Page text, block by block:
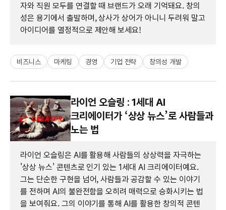
자와 직원 모두를 연결할 때 브랜드가 오래 기억돼요. 창의
성은 용기에서 출발하며, 상사가 상어가 아니니 두려워 말고
아이디어를 열정적으로 제안해 보세요!
비즈니스 마케팅 경영 기업 전략 창의성 개발
라이언 오슬링 : 1세대 AI
크리에이터가 ‘상상 뉴스​’로 사람들과
노는 법
라이언 오슬링은 AI를 활용해 사람들의 상상력을 자극하는
'상상 뉴스' 콘텐츠로 인기 있는 1세대 AI 크리에이터예요.
그는 단순한 구현을 넘어, 사람들과 공감할 수 있는 이야기
를 전하며 AI의 불완전함을 오히려 매력으로 승화시키는 법
을 보여줘요. 그의 이야기를 통해 AI를 활용한 창의적 콘텐